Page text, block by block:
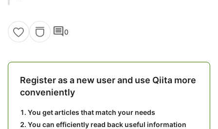
comment0
Register as a new user and use Qiita more
conveniently
You get articles that match your needs
You can efficiently read back useful information